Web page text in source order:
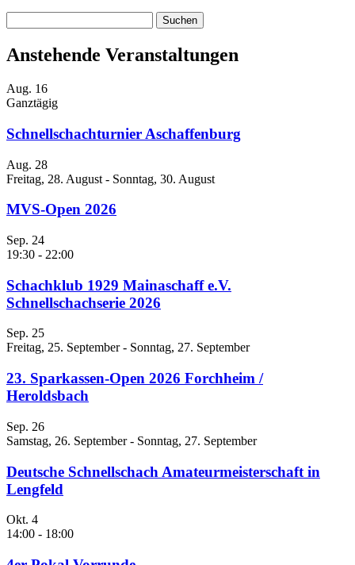
nach:
Anstehende Veranstaltungen
Aug. 16
Ganztägig
Schnellschachturnier Aschaffenburg
Aug. 28
Freitag, 28. August - Sonntag, 30. August
MVS-Open 2026
Sep. 24
19:30 - 22:00
Schachklub 1929 Mainaschaff e.V.
Schnellschachserie 2026
Sep. 25
Freitag, 25. September- Sonntag, 27. September
23. Sparkassen-Open 2026 Forchheim /
Heroldsbach
Sep. 26
Samstag, 26. September- Sonntag, 27. September
Deutsche Schnellschach Amateurmeisterschaft in
Lengfeld
Okt. 4
14:00 - 18:00